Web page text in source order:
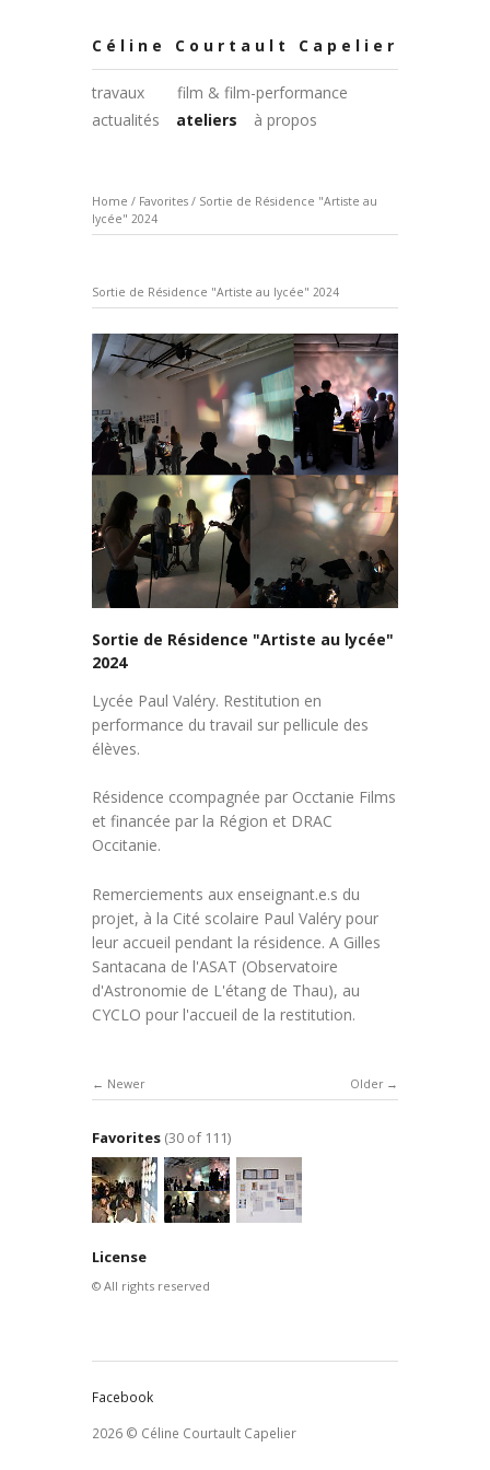
Céline Courtault Capelier
travaux
film & film-performance
actualités
ateliers à propos
Home / Favorites / Sortie de Résidence "Artiste au
lycée" 2024
Sortie de Résidence "Artiste au lycée" 2024
Sortie de Résidence "Artiste au lycée"
2024
Lycée Paul Valéry. Restitution en
performance du travail sur pellicule des
élèves.
Résidence ccompagnée par Occtanie Films
et financée par la Région et DRAC
Occitanie.
Remerciements aux enseignant.e.s du
projet, à la Cité scolaire Paul Valéry pour
leur accueil pendant la résidence. A Gilles
Santacana de l'ASAT (Observatoire
d'Astronomie de L'étang de Thau), au
CYCLO pour l'accueil de la restitution.
Older
Newer
Favorites (30 of 111)
License
© All rights reserved
Facebook
2026 © Céline Courtault Capelier